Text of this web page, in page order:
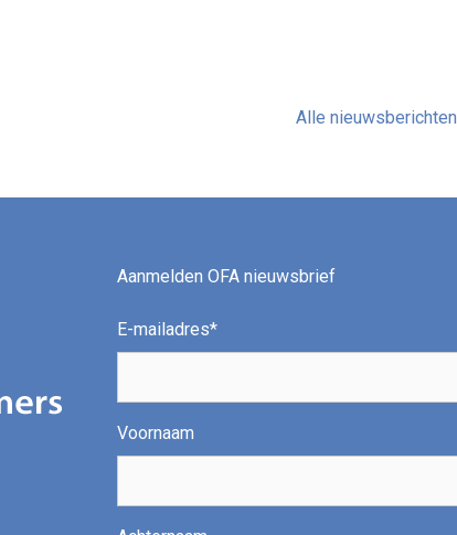
Alle nieuwsberichten
Aanmelden OFA nieuwsbrief
E-mailadres*
Voornaam